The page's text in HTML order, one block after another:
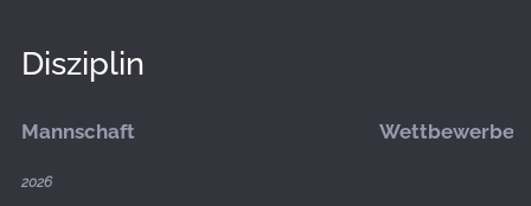
Disziplin
Mannschaft Wettbewerbe
2026